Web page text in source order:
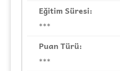
***
***